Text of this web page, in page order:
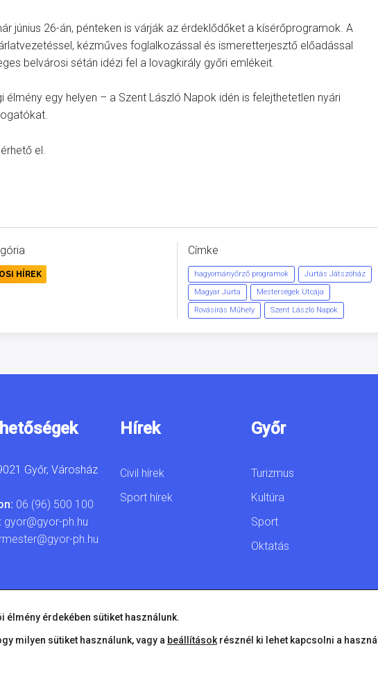
június 26-án, pénteken is várják az érdeklődőket a kísérőprogramok. A
kézműves foglalkozással és ismeretterjesztő előadással
belvárosi sétán idézi fel a lovagkirály győri emlékeit.
egy helyen – a Szent László Napok idén is felejthetetlen nyári
el.
HÍREK
Címke
hagyományőrző programok
Jurtás Játszóház
Magyar Jurta
Mesterségek Utcája
Rovásírás Műhely
Szent László Napok
Győr, Városház
06 (96) 500 100
gyor@gyor-ph.hu
ph.hu
Hírek
Civil hírek
Sport hírek
Győr
Turizmus
Kultúra
Sport
Oktatás
érdekében sütiket használunk.
milyen sütiket használunk, vagy a beállítások résznél ki lehet kapcsolni a